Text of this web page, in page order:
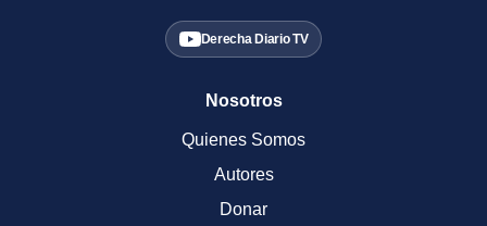
Derecha Diario TV
Nosotros
Quienes Somos
Autores
Donar